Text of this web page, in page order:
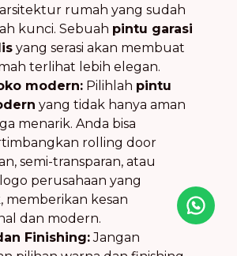
rumah yang sudah
kunci. Sebuah pintu garasi
yang serasi akan membuat
terlihat lebih elegan.
modern: Pilihlah pintu
yang tidak hanya aman
menarik. Anda bisa
rolling door
semi-transparan, atau
perusahaan yang
memberikan kesan
dan modern.
Finishing:Jangan
Icon